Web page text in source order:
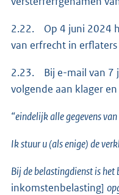
2.22. Op 4 juni 2024
van erfrecht in
2.23. Bij e-mail van 7
volgende aan klager
“eindelijk alle gegevens
Ik stuur u (als enige) de
Bij de belastingdienst is het
inkomstenbelasting]